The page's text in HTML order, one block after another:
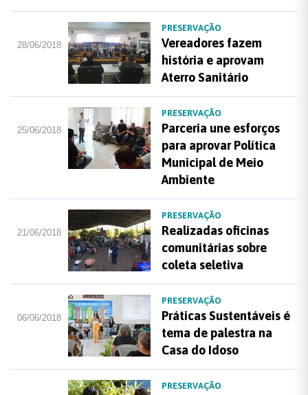
28/06/2018
PRESERVAÇÃO
Vereadores fazem
história e aprovam
Aterro Sanitário
25/06/2018
PRESERVAÇÃO
Parceria une esforços
para aprovar Política
Municipal de Meio
Ambiente
21/06/2018
PRESERVAÇÃO
Realizadas oficinas
comunitárias sobre
coleta seletiva
06/06/2018
PRESERVAÇÃO
Práticas Sustentáveis é
tema de palestra na
Casa do Idoso
PRESERVAÇÃO